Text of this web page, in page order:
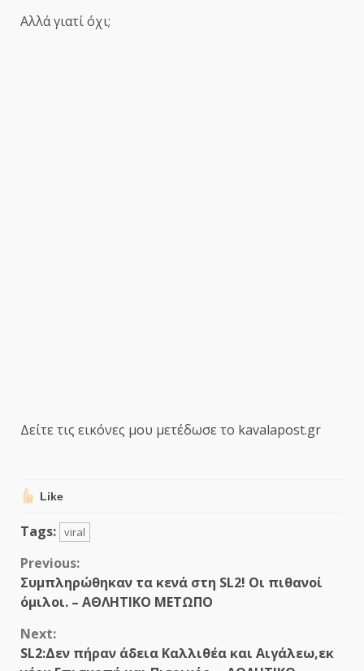
Αλλά γιατί όχι;
Δείτε τις εικόνες μου μετέδωσε το kavalapost.gr
Like
Tags: viral
Continue
Reading
Previous:
Συμπληρώθηκαν τα κενά στη SL2! Οι πιθανοί
όμιλοι. – ΑΘΛΗΤΙΚΟ ΜΕΤΩΠΟ
Next:
SL2:Δεν πήραν άδεια Καλλιθέα και Αιγάλεω,εκ